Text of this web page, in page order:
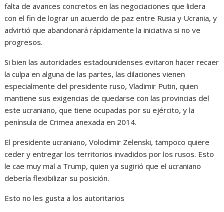
falta de avances concretos en las negociaciones que lidera
con el fin de lograr un acuerdo de paz entre Rusia y Ucrania, y
advirtió que abandonará rápidamente la iniciativa si no ve
progresos.
Si bien las autoridades estadounidenses evitaron hacer recaer
la culpa en alguna de las partes, las dilaciones vienen
especialmente del presidente ruso, Vladimir Putin, quien
mantiene sus exigencias de quedarse con las provincias del
este ucraniano, que tiene ocupadas por su ejército, y la
península de Crimea anexada en 2014.
El presidente ucraniano, Volodimir Zelenski, tampoco quiere
ceder y entregar los territorios invadidos por los rusos. Esto
le cae muy mal a Trump, quien ya sugirió que el ucraniano
debería flexibilizar su posición.
Esto no les gusta a los autoritarios